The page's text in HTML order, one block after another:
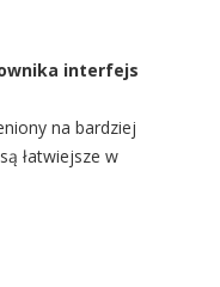
interfejs
na bardziej
łatwiejsze w